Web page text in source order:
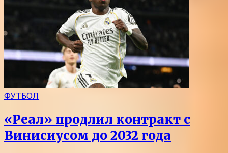
ФУТБОЛ
«Реал» продлил контракт с
Винисиусом до 2032 года